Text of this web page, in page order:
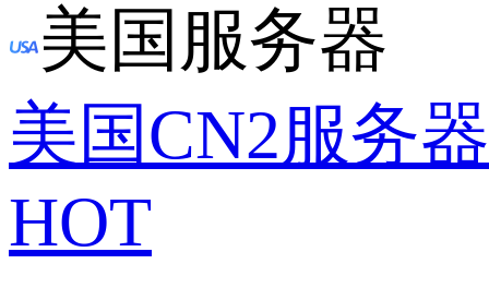
美国服务器
美国CN2服务器
HOT